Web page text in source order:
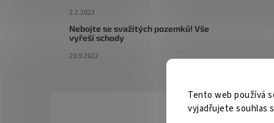
Tento web používá
vyjadřujete souhlas
2.2.2023
Nebojte se svažitých pozemků! Vše
vyřeší schody
20.9.2022